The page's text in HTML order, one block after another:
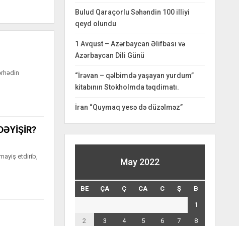
etdirib,
Bulud Qaraçorlu Səhəndin 100 illiyi
qeyd olundu
1 Avqust – Azərbaycan Əlifbası və
Azərbaycan Dili Günü
“İrəvan – qəlbimdə yaşayan yurdum”
kitabının Stokholmda təqdimatı.
İran “Quymaq yesə də düzəlməz”
May 2022
BE ÇA Ç CA C Ş B
1
2 3 4 5 6 7 8